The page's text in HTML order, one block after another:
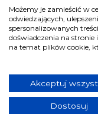
Możemy je zamieścić w
odwiedzających,
spersonalizowanych
doświadczenia na
na temat plików cookie,
Akceptuj
Dostosuj